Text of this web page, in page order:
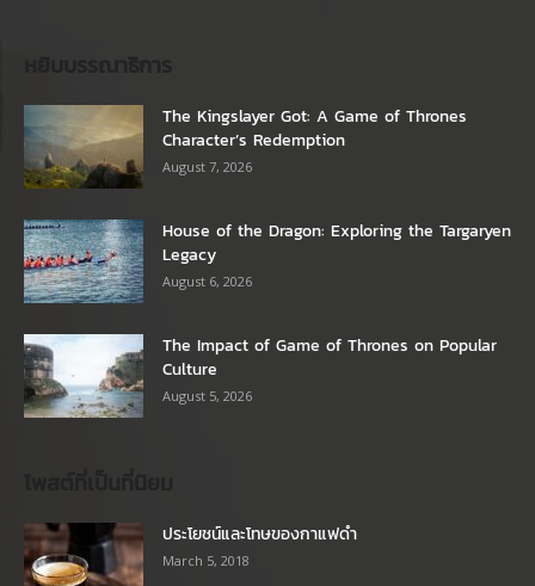
The Kingslayer Got: A Game of Thrones
Character’s Redemption
August 7, 2026
House of the Dragon: Exploring the Targaryen
Legacy
August 6, 2026
The Impact of Game of Thrones on Popular
Culture
August 5, 2026
ประโยชน์และโทษของกาแฟดำ
March 5, 2018